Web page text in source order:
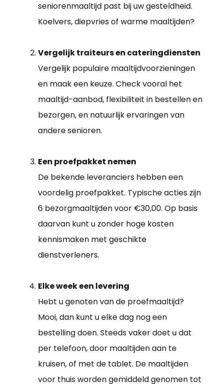
seniorenmaaltijd past bij uw gesteldheid.
Koelvers, diepvries of warme maaltijden?
Vergelijk traiteurs en cateringdiensten
Vergelijk populaire maaltijdvoorzieningen
en maak een keuze. Check vooral het
maaltijd-aanbod, flexibiliteit in bestellen en
bezorgen, en natuurlijk ervaringen van
andere senioren.
Een proefpakket nemen
De bekende leveranciers hebben een
voordelig proefpakket. Typische acties zijn
6 bezorgmaaltijden voor €30,00. Op basis
daarvan kunt u zonder hoge kosten
kennismaken met geschikte
dienstverleners.
Elke week een levering
Hebt u genoten van de proefmaaltijd?
Mooi, dan kunt u elke dag nog een
bestelling doen. Steeds vaker doet u dat
per telefoon, door maaltijden aan te
kruisen, of met de tablet. De maaltijden
voor thuis worden gemiddeld genomen tot